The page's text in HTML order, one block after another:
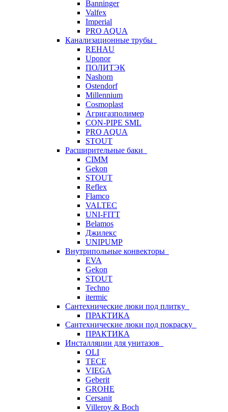
Banninger
Valfex
Imperial
PRO AQUA
Канализационные трубы
REHAU
Uponor
ПОЛИТЭК
Nashorn
Ostendorf
Millennium
Cosmoplast
Агригазполимер
CON-PIPE SML
PRO AQUA
STOUT
Расширительные баки
CIMM
Gekon
STOUT
Reflex
Flamco
VALTEC
UNI-FITT
Belamos
Джилекс
UNIPUMP
Внутрипольные конвекторы
EVA
Gekon
STOUT
Techno
itermic
Сантехнические люки под плитку
ПРАКТИКА
Сантехнические люки под покраску
ПРАКТИКА
Инсталляции для унитазов
OLI
TECE
VIEGA
Geberit
GROHE
Cersanit
Villeroy & Boch